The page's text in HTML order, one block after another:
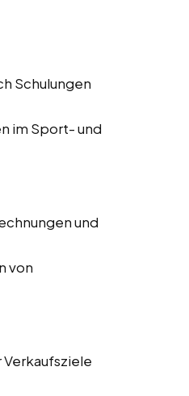
Schulungen
im Sport- und
und
von